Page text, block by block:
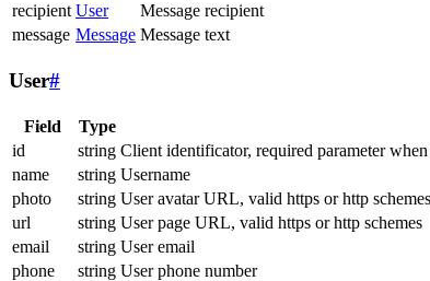
recipient User
Message recipient
message Message Message text
User#
Field Type
id
string Client identificator, required parameter
name
string Username
photo
string User avatar URL, valid https or http schemes
url
string User page URL, valid https or http schemes
email
string User email
phone
string User phone number